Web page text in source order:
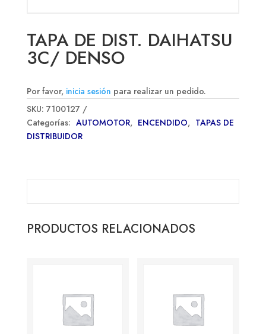
TAPA DE DIST. DAIHATSU
3C/ DENSO
Por favor, inicia sesión para realizar un pedido.
SKU: 7100127
Categorías: AUTOMOTOR, ENCENDIDO, TAPAS DE
DISTRIBUIDOR
PRODUCTOS RELACIONADOS